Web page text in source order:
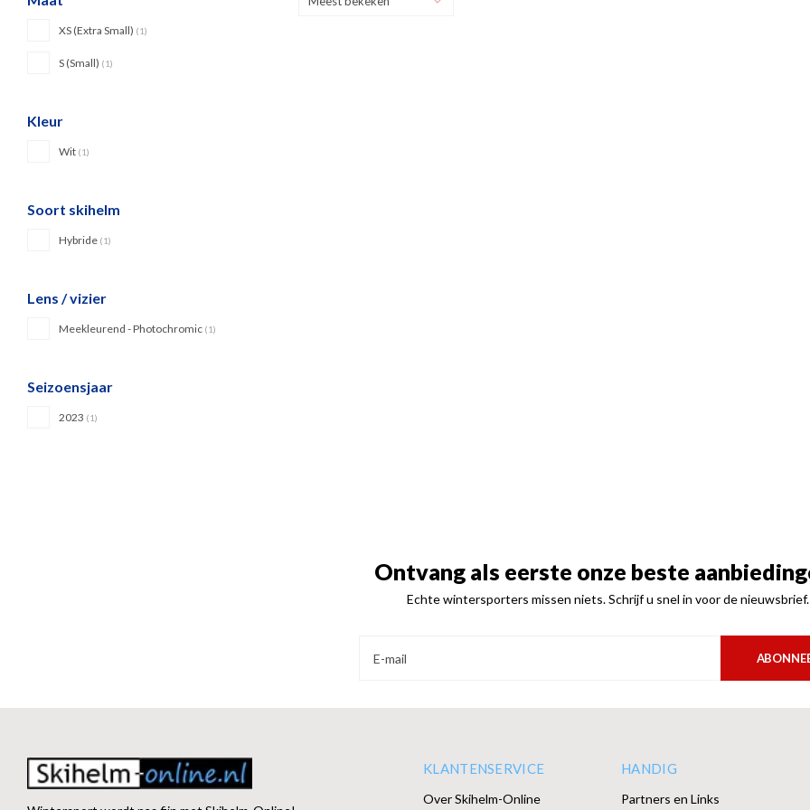
XS (Extra Small) (1)
S (Small) (1)
Kleur
Wit (1)
Soort skihelm
Hybride (1)
Lens / vizier
Meekleurend - Photochromic (1)
Seizoensjaar
2023 (1)
Ontvang als eerste onze beste
Echte wintersporters missen niets. Schrijf u snel in voor de nieuwsbrief.
KLANTENSERVICE
Over Skihelm-Online
HANDIG
Partners en Links